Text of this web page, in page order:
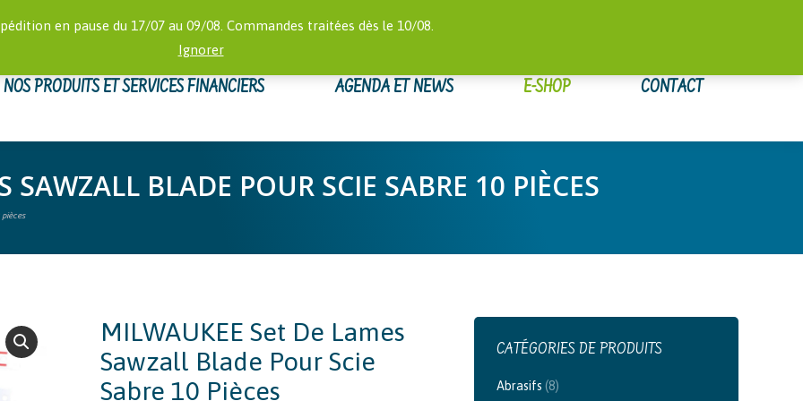
en pause du 17/07 au 09/08. Commandes traitées dès le 10/08.
Ignorer
:
NOS PRODUITS ET SERVICES FINANCIERS AGENDA ET NEWS E-SHOP CONTACT
SAWZALL BLADE POUR SCIE SABRE 10 PIÈCES
MILWAUKEE Set De Lames
Sawzall Blade Pour Scie
Sabre 10 Pièces
CATÉGORIES DE PRODUITS
Abrasifs (8)